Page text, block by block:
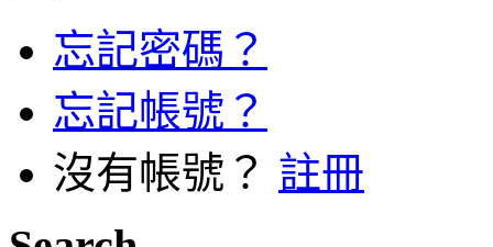
忘記密碼？
忘記帳號？
沒有帳號？ 註冊